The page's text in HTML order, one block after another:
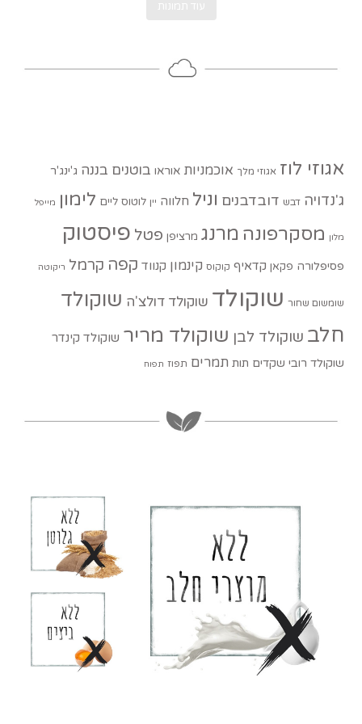
אגוזי לוז אגוזי מלך אוכמניות אוראו בוטנים בננה ג'ינג'ר
ג'נדויה דבש דובדבנים וניל חלווה יין לוטוס ליים לימון מייפל
מלון מסקרפונה מרנג מרציפן פטל פיסטוק
פסיפלורה פקאן קדאיף קוקוס קינמון קנווד קפה קרמל ריקוטה
שומשום שחור שוקולד שוקולד דולצ'ה שוקולד
חלב שוקולד לבן שוקולד מריר שוקולד קינדר
שוקולד רובי שקדים תות תמרים תפוז תפוח